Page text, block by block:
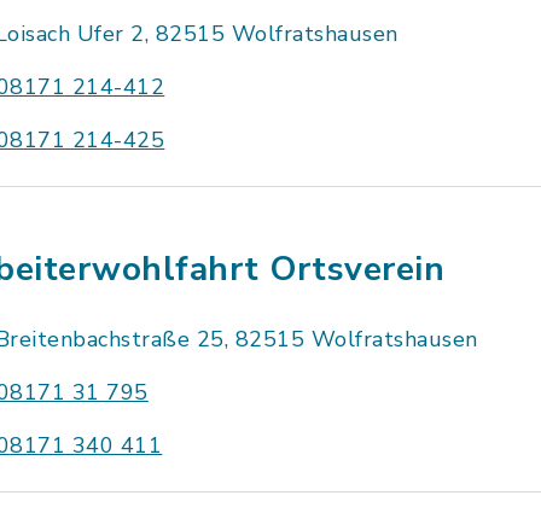
Ufer 2, 82515 Wolfratshausen
214-412
214-425
Ortsverein
25, 82515 Wolfratshausen
31 795
340 411